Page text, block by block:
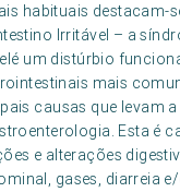
habituais destacam-
Irritável – a
um distúrbio
mais
causas que levam
Esta é
e alterações
gases, diarreia